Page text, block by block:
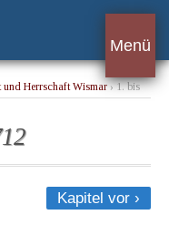
Menü
und Herrschaft Wismar› 1. bis
Kapitel vor ›